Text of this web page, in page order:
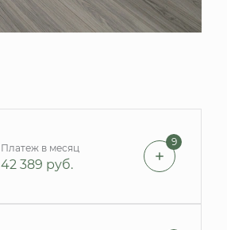
Платеж в месяц
42 389 руб.
9